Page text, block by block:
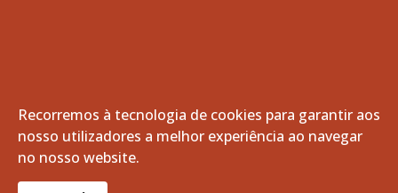
Recorremos à tecnologia de cookies para garantir aos
nosso utilizadores a melhor experiência ao navegar
no nosso website.